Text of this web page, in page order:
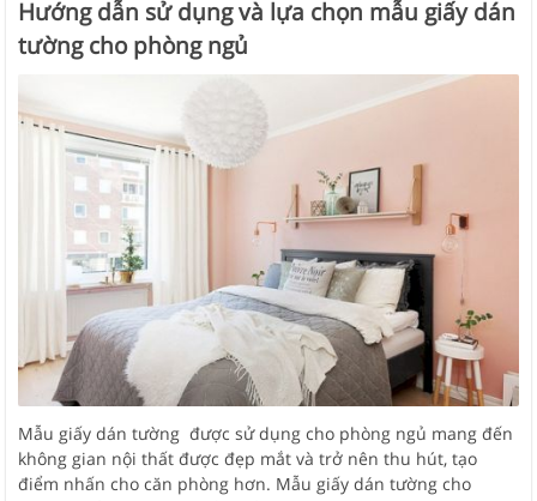
Hướng dẫn sử dụng và lựa chọn mẫu giấy dán
tường cho phòng ngủ
Mẫu giấy dán tường được sử dụng cho phòng ngủ mang đến
không gian nội thất được đẹp mắt và trở nên thu hút, tạo
điểm nhấn cho căn phòng hơn. Mẫu giấy dán tường cho